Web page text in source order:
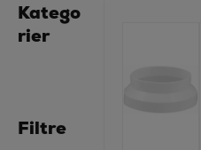
Katego
rier
Filtre